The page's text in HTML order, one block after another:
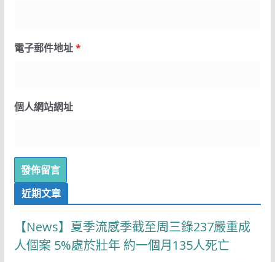
電子郵件地址*
個人網站網址
近期文章
【News】夏季流感季截至周三錄237嚴重成
人個案 5%處於壯年 約一個月135人死亡